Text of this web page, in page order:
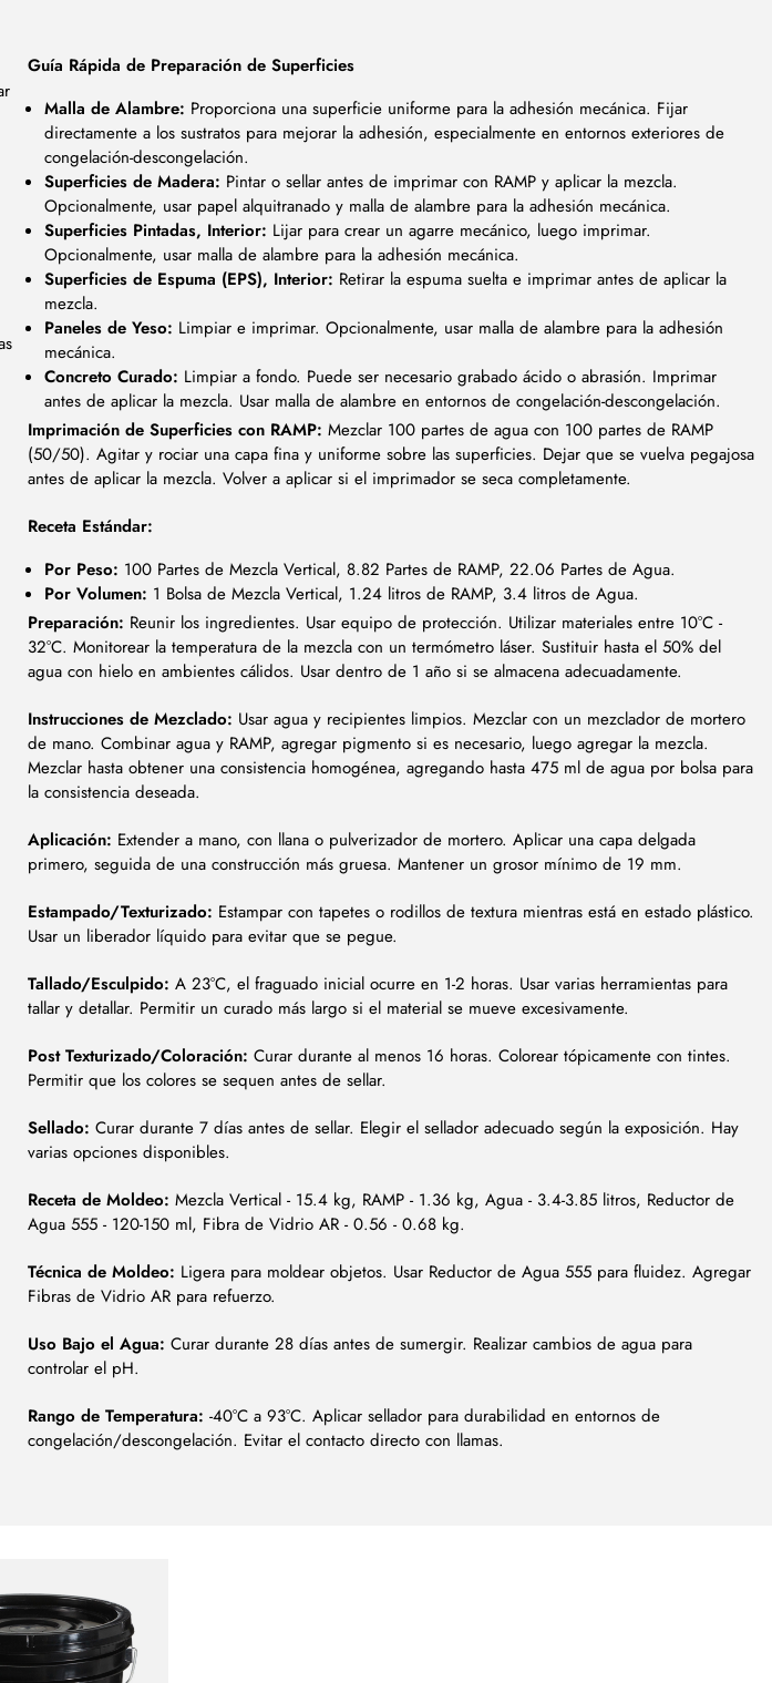
Guía Rápida de Preparación de Superficies
Malla de Alambre: Proporciona una superficie uniforme para la adhesión mecánica. Fijar
directamente a los sustratos para mejorar la adhesión, especialmente en entornos exteriores de
congelación-descongelación.
Superficies de Madera: Pintar o sellar antes de imprimar con RAMP y aplicar la mezcla.
Opcionalmente, usar papel alquitranado y malla de alambre para la adhesión mecánica.
Superficies Pintadas, Interior: Lijar para crear un agarre mecánico, luego imprimar.
Opcionalmente, usar malla de alambre para la adhesión mecánica.
Superficies de Espuma (EPS), Interior: Retirar la espuma suelta e imprimar antes de aplicar la
mezcla.
Paneles de Yeso: Limpiar e imprimar. Opcionalmente, usar malla de alambre para la adhesión
mecánica.
Concreto Curado: Limpiar a fondo. Puede ser necesario grabado ácido o abrasión. Imprimar
antes de aplicar la mezcla. Usar malla de alambre en entornos de congelación-descongelación.
Imprimación de Superficies con RAMP: Mezclar 100 partes de agua con 100 partes de RAMP
(50/50). Agitar y rociar una capa fina y uniforme sobre las superficies. Dejar que se vuelva pegajosa
antes de aplicar la mezcla. Volver a aplicar si el imprimador se seca completamente.
Receta Estándar:
Por Peso: 100 Partes de Mezcla Vertical, 8.82 Partes de RAMP, 22.06 Partes de Agua.
Por Volumen: 1 Bolsa de Mezcla Vertical, 1.24 litros de RAMP, 3.4 litros de Agua.
Preparación: Reunir los ingredientes. Usar equipo de protección. Utilizar materiales entre 10°C -
32°C. Monitorear la temperatura de la mezcla con un termómetro láser. Sustituir hasta el 50% del
agua con hielo en ambientes cálidos. Usar dentro de 1 año si se almacena adecuadamente.
Instrucciones de Mezclado: Usar agua y recipientes limpios. Mezclar con un mezclador de mortero
de mano. Combinar agua y RAMP, agregar pigmento si es necesario, luego agregar la mezcla.
Mezclar hasta obtener una consistencia homogénea, agregando hasta 475 ml de agua por bolsa para
la consistencia deseada.
Aplicación: Extender a mano, con llana o pulverizador de mortero. Aplicar una capa delgada
primero, seguida de una construcción más gruesa. Mantener un grosor mínimo de 19 mm.
Estampado/Texturizado: Estampar con tapetes o rodillos de textura mientras está en estado plástico.
Usar un liberador líquido para evitar que se pegue.
Tallado/Esculpido: A 23°C, el fraguado inicial ocurre en 1-2 horas. Usar varias herramientas para
tallar y detallar. Permitir un curado más largo si el material se mueve excesivamente.
Post Texturizado/Coloración: Curar durante al menos 16 horas. Colorear tópicamente con tintes.
Permitir que los colores se sequen antes de sellar.
Sellado: Curar durante 7 días antes de sellar. Elegir el sellador adecuado según la exposición. Hay
varias opciones disponibles.
Receta de Moldeo: Mezcla Vertical - 15.4 kg, RAMP - 1.36 kg, Agua - 3.4-3.85 litros, Reductor de
Agua 555 - 120-150 ml, Fibra de Vidrio AR - 0.56 - 0.68 kg.
Técnica de Moldeo: Ligera para moldear objetos. Usar Reductor de Agua 555 para fluidez. Agregar
Fibras de Vidrio AR para refuerzo.
Uso Bajo el Agua: Curar durante 28 días antes de sumergir. Realizar cambios de agua para
controlar el pH.
Rango de Temperatura: -40°C a 93°C. Aplicar sellador para durabilidad en entornos de
congelación/descongelación. Evitar el contacto directo con llamas.